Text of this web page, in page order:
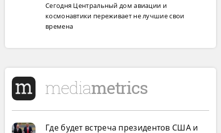
Сегодня Центральный дом авиации и
космонавтики переживает не лучшие свои
времена
Где будет встреча президентов США и